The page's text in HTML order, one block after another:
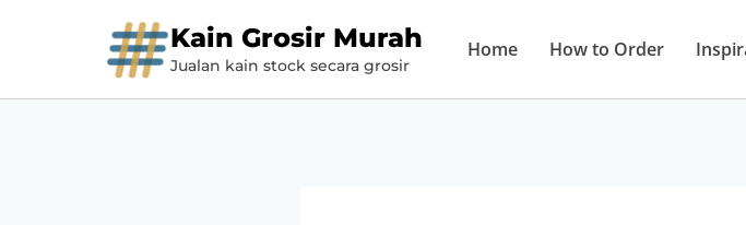
Kain Grosir Murah
Jualan kain stock secara grosir
Home How to Order